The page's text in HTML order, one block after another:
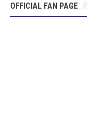
OFFICIAL FAN PAGE